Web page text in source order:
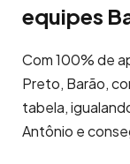
equipes
Com 100% de
Preto, Barão,
tabela,
Antônio e